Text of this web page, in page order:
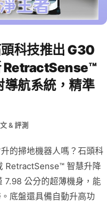
科技推出 G30
RetractSense™
導航系統，精準
& 評測
的掃地機器人嗎？石頭科
RetractSense™ 智慧升降
7.98 公分的超薄機身，能
底盤還具備自動升高功